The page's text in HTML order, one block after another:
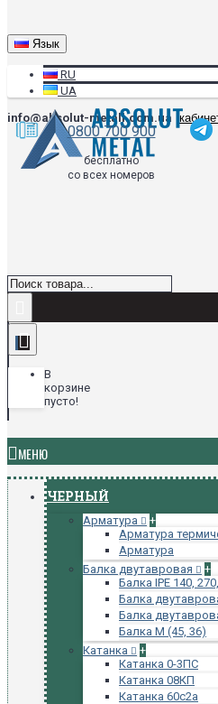
Язык
RU
UA
info@absolut-metall.com.ua
0800 700 900
бесплатно
со всех номеров
В
корзине
пусто!
МЕНЮ
ЧЕРНЫЙ
Арматура
+
Арматура
Арматура
Балка двутавровая
+
Балка IPE 140,
Балка
Балка
Балка М (45, 36)
Катанка
+
Катанка 0-3ПС
Катанка 08КП
Катанка 60с2а